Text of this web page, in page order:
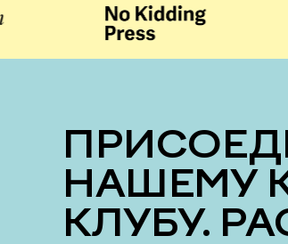
ПРИСОЕДИНЯЙТЕСЬ К
НАШЕМУ
КЛУБУ.